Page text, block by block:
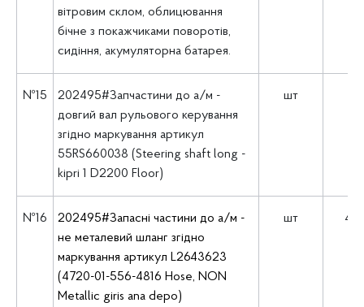
вітровим склом, облицювання
бічне з покажчиками поворотів,
сидіння, акумуляторна батарея.
№15
202495#Запчастини до а/м -
довгий вал рульового керування
згідно маркування артикул
55RS660038 (Steering shaft long -
kipri 1 D2200 Floor)
шт
№16
202495#Запасні частини до а/м -
не металевий шланг згідно
маркування артикул L2643623
(4720-01-556-4816 Hose, NON
Metallic giris ana depo)
шт 49